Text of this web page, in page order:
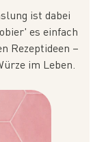
ist dabei
es einfach
Rezeptideen –
im Leben.